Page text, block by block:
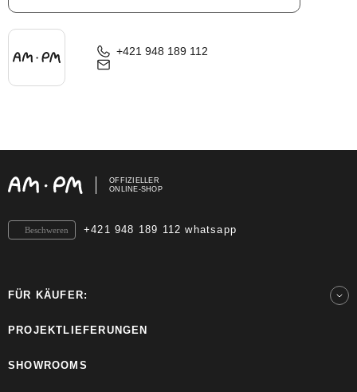
+421 948 189 112
OFFIZIELLER
ONLINE-SHOP
+421 948 189 112 whatsapp
Beschweren
FÜR KÄUFER:
PROJEKTLIEFERUNGEN
SHOWROOMS